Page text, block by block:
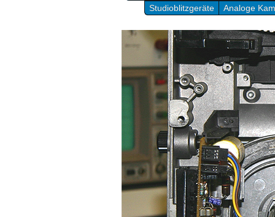
Studioblitzgeräte Analoge